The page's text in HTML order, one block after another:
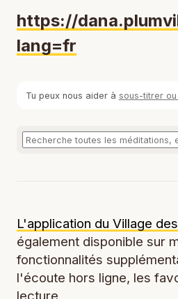
https://
lang=fr
Tu peux nous aider à sous-titrer
L'application du Village
également disponible sur
fonctionnalités
l'écoute hors ligne, les